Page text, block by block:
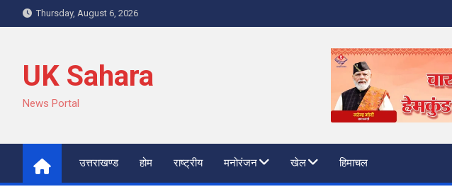
to
Thursday, August 6, 2026
UK Sahara
News Portal
उत्तराखण्ड होम राष्ट्रीय मनोरंजन खेल हिमाचल